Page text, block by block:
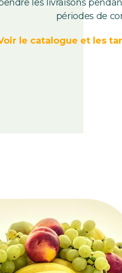
les livraisons
périodes de
le catalogue et les